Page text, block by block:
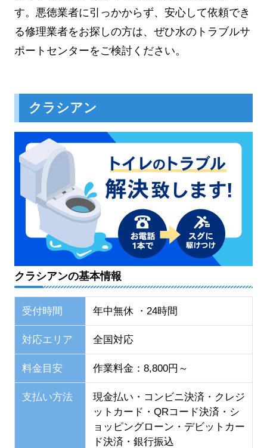
す。悪徳業者に引っかからず、安心して依頼でき
る修理業者をお探しの方は、ぜひ水のトラブルサ
ポートセンターをご検討ください。
クラシアン
クラシアンの基本情報
受付時間 年中無休 ・24時間
対応エリア 全国対応
料金目安 作業料金：8,800円～
支払い方法
現金払い・コンビニ決済・クレジ
ットカード・QRコード決済・シ
ョッピングローン・デビットカー
ド決済・銀行振込